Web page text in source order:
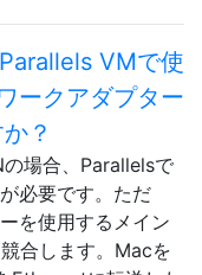
VMで使
ークアダプター
？
場合、Parallelsで
必要です。ただ
を使用するメイン
合します。Macを